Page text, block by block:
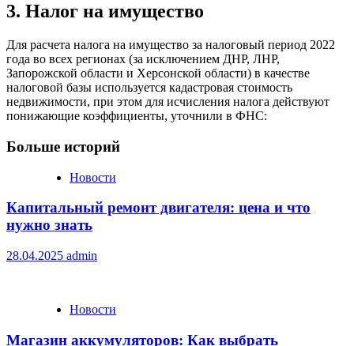
3. Налог на имущество
Для расчета налога на имущество за налоговый период 2022
года во всех регионах (за исключением ДНР, ЛНР,
Запорожской области и Херсонской области) в качестве
налоговой базы используется кадастровая стоимость
недвижимости, при этом для исчисления налога действуют
понижающие коэффициенты, уточнили в ФНС:
Больше историй
Новости
Капитальный ремонт двигателя: цена и что
нужно знать
28.04.2025 admin
Новости
Магазин аккумуляторов: Как выбрать